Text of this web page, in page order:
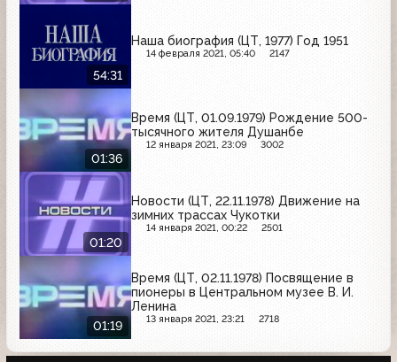
54:31
Наша биография (ЦТ, 1977) Год 1951
14 февраля 2021, 05:40 2147
01:36
Время (ЦТ, 01.09.1979) Рождение 500-
тысячного жителя Душанбе
12 января 2021, 23:09 3002
01:20
Новости (ЦТ, 22.11.1978) Движение на
зимних трассах Чукотки
14 января 2021, 00:22 2501
01:19
Время (ЦТ, 02.11.1978) Посвящение в
пионеры в Центральном музее В. И.
Ленина
13 января 2021, 23:21 2718